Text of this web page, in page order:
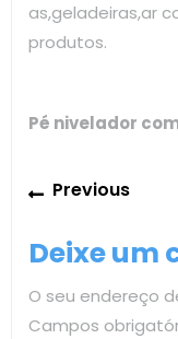
as,geladeiras,ar
produtos.
Pé nivelador
Navegação
de
Post
Previous
Deixe um
O seu endereço
Campos